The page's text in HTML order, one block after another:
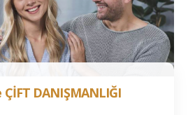
ÇİFT DANIŞMANLIĞI